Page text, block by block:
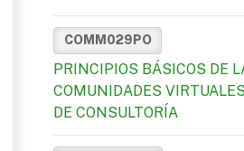
COMM029PO
PRINCIPIOS BÁSICOS DE
COMUNIDADES
DE CONSULTORÍA